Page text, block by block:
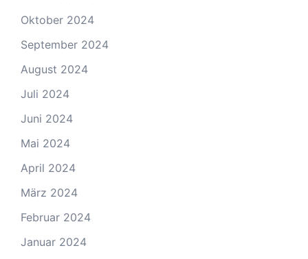
Oktober 2024
September 2024
August 2024
Juli 2024
Juni 2024
Mai 2024
April 2024
März 2024
Februar 2024
Januar 2024